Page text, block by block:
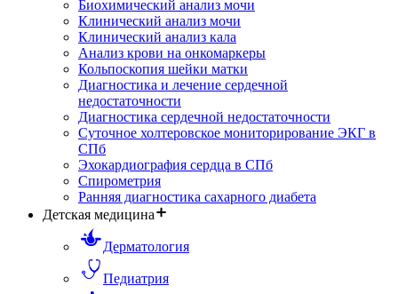
Биохимический анализ мочи
Клинический анализ мочи
Клинический анализ кала
Анализ крови на онкомаркеры
Кольпоскопия шейки матки
Диагностика и лечение сердечной
недостаточности
Диагностика сердечной недостаточности
Суточное холтеровское мониторирование ЭКГ в
СПб
Эхокардиография сердца в СПб
Спирометрия
Ранняя диагностика сахарного диабета
Детская медицина
Дерматология
Педиатрия